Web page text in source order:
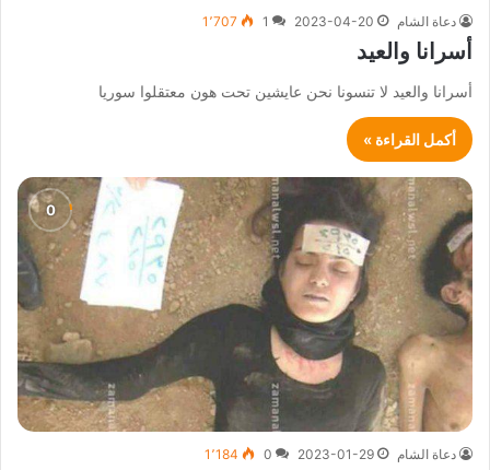
دعاة الشام 2023-04-20
1 1٬707
أسرانا والعيد
أسرانا والعيد لا تنسونا نحن عايشين تحت هون معتقلوا سوريا
أكمل القراءة »
دعاة الشام 2023-01-29
0 1٬184